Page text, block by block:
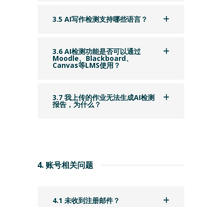
3.5 AI写作检测支持哪些语言？
3.6 AI检测功能是否可以通过
Moodle、Blackboard、
Canvas等LMS使用？
3.7 我上传的作业无法生成AI检测
报告，为什么？
4. 账号相关问题
4.1 未收到注册邮件？